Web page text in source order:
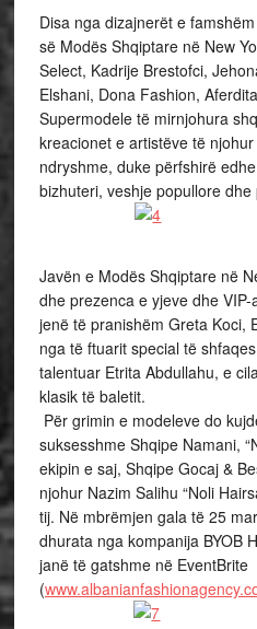
Disa nga dizajnerët e
së Modës Shqiptare në New
Select, Kadrije Brestofci,
Elshani, Dona Fashion,
Supermodele të mirnjohura
kreacionet e artistëve të
ndryshme, duke përfshirë
bizhuteri, veshje popullore
Javën e Modës Shqiptare në
dhe prezenca e yjeve dhe
jenë të pranishëm Greta Koci,
nga të ftuarit special të
talentuar Etrita Abdullahu, e
klasik të baletit.
Për grimin e modeleve do
suksesshme Shqipe Namani,
ekipin e saj, Shqipe Gocaj &
njohur Nazim Salihu “Noli
tij. Në mbrëmjen gala të 25
dhurata nga kompanija BYOB
janë të gatshme në EventBrite
(